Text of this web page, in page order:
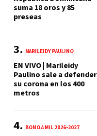
suma 18 oros y 85
preseas
MARILEIDY PAULINO
EN VIVO | Marileidy
Paulino sale a defender
su corona en los 400
metros
BONO A MIL 2026-2027